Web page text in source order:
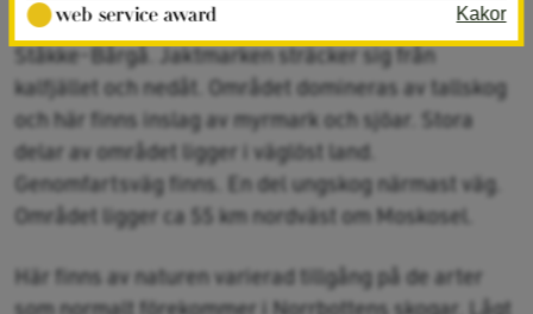
nordvästra delarna samt inom naturreservatet
Ståkke-Bårgå. Jaktmarken sträcker sig från
kalfjället och nedåt. Området domineras av tallskog
och här finns inslag av myrmark och sjöar. Stora
delar av området ligger i väglöst land.
Genomfartsväg finns. En del ungskog närmast väg.
Området ligger ca 55 km nordväst om Moskosel.
Här finns av naturen varierad tillgång på de arter
som normalt förekommer i Norrbottens skogar. Lågt
Kakor